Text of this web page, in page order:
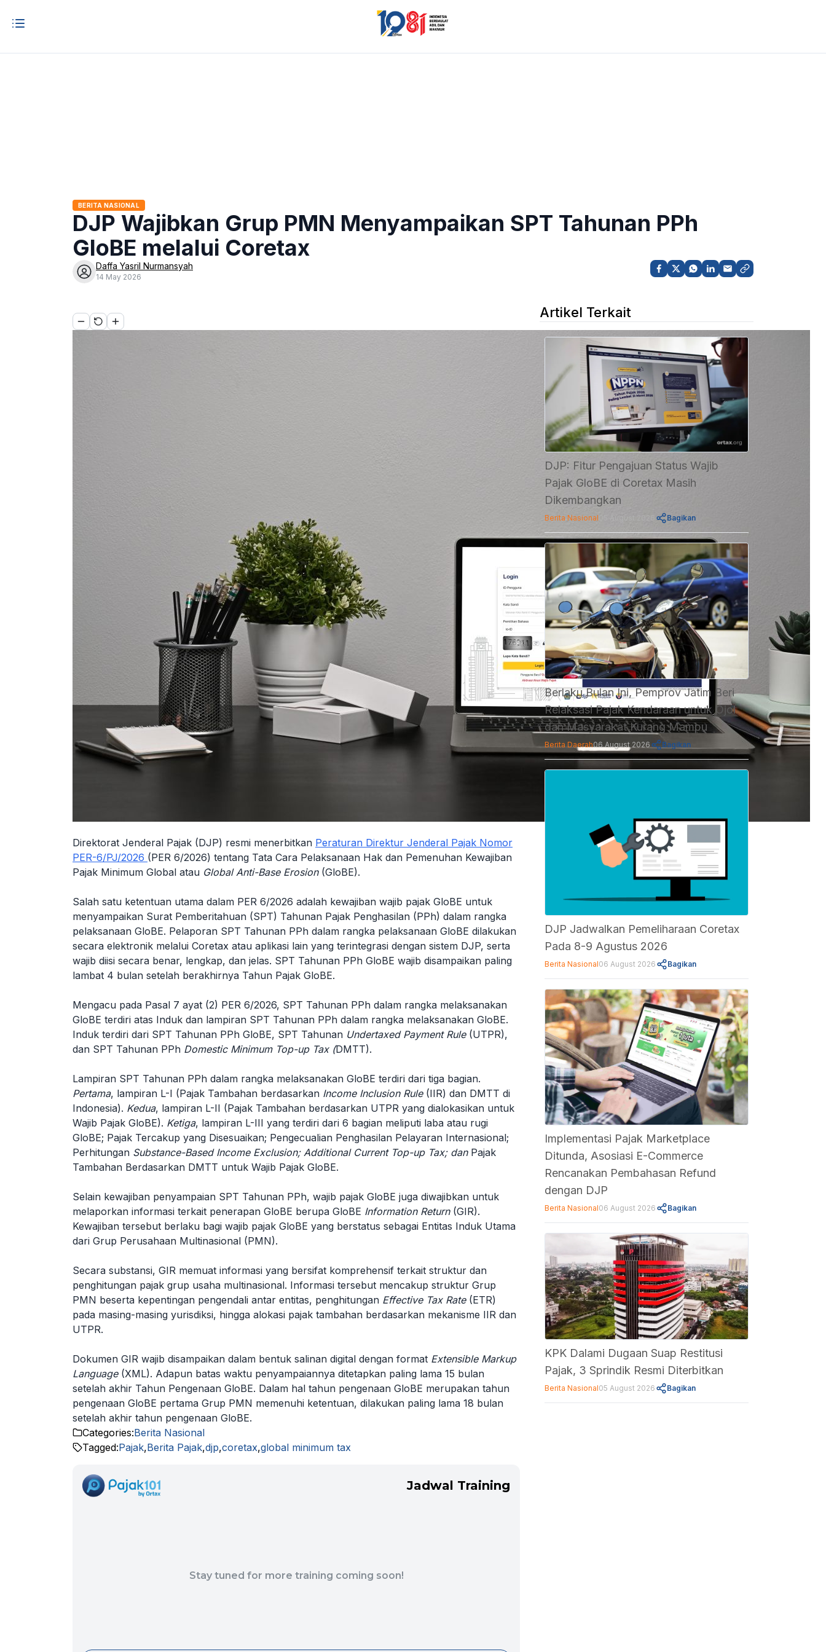
BERITA NASIONAL
DJP Wajibkan Grup PMN Menyampaikan SPT Tahunan PPh
GloBE melalui Coretax
Daffa Yasril Nurmansyah
14 May 2026
Direktorat Jenderal Pajak (DJP) resmi menerbitkan Peraturan Direktur Jenderal Pajak Nomor
PER-6/PJ/2026 (PER 6/2026) tentang Tata Cara Pelaksanaan Hak dan Pemenuhan Kewajiban
Pajak Minimum Global atau Global Anti-Base Erosion(GloBE).
Salah satu ketentuan utama dalam PER 6/2026 adalah kewajiban wajib pajak GloBE untuk
menyampaikan Surat Pemberitahuan (SPT) Tahunan Pajak Penghasilan (PPh) dalam rangka
pelaksanaan GloBE. Pelaporan SPT Tahunan PPh dalam rangka pelaksanaan GloBE dilakukan
secara elektronik melalui Coretax atau aplikasi lain yang terintegrasi dengan sistem DJP, serta
wajib diisi secara benar, lengkap, dan jelas. SPT Tahunan PPh GloBE wajib disampaikan paling
lambat 4 bulan setelah berakhirnya Tahun Pajak GloBE.
Mengacu pada Pasal 7 ayat (2) PER 6/2026, SPT Tahunan PPh dalam rangka melaksanakan
GloBE terdiri atas Induk dan lampiran SPT Tahunan PPh dalam rangka melaksanakan GloBE.
Induk terdiri dari SPT Tahunan PPh GloBE, SPT Tahunan Undertaxed Payment Rule(UTPR),
dan SPT Tahunan PPh Domestic Minimum Top-up Tax (DMTT).
Lampiran SPT Tahunan PPh dalam rangka melaksanakan GloBE terdiri dari tiga bagian.
Pertama, lampiran L-I (Pajak Tambahan berdasarkan Income Inclusion Rule(IIR) dan DMTT di
Indonesia). Kedua, lampiran L-II (Pajak Tambahan berdasarkan UTPR yang dialokasikan untuk
Wajib Pajak GloBE). Ketiga, lampiran L-III yang terdiri dari 6 bagian meliputi laba atau rugi
GloBE; Pajak Tercakup yang Disesuaikan; Pengecualian Penghasilan Pelayaran Internasional;
Perhitungan Substance-Based Income Exclusion; Additional Current Top-up Tax; dan Pajak
Tambahan Berdasarkan DMTT untuk Wajib Pajak GloBE.
Selain kewajiban penyampaian SPT Tahunan PPh, wajib pajak GloBE juga diwajibkan untuk
melaporkan informasi terkait penerapan GloBE berupa GloBE Information Return(GIR).
Kewajiban tersebut berlaku bagi wajib pajak GloBE yang berstatus sebagai Entitas Induk Utama
dari Grup Perusahaan Multinasional (PMN).
Secara substansi, GIR memuat informasi yang bersifat komprehensif terkait struktur dan
penghitungan pajak grup usaha multinasional. Informasi tersebut mencakup struktur Grup
PMN beserta kepentingan pengendali antar entitas, penghitungan Effective Tax Rate (ETR)
pada masing-masing yurisdiksi, hingga alokasi pajak tambahan berdasarkan mekanisme IIR dan
UTPR.
Dokumen GIR wajib disampaikan dalam bentuk salinan digital dengan format Extensible Markup
Language(XML). Adapun batas waktu penyampaiannya ditetapkan paling lama 15 bulan
setelah akhir Tahun Pengenaan GloBE. Dalam hal tahun pengenaan GloBE merupakan tahun
pengenaan GloBE pertama Grup PMN memenuhi ketentuan, dilakukan paling lama 18 bulan
setelah akhir tahun pengenaan GloBE.
Categories:Berita Nasional
Tagged:Pajak,Berita Pajak,djp,coretax,global minimum tax
Jadwal Training
Stay tuned for more training coming soon!
Artikel Terkait
DJP: Fitur Pengajuan Status Wajib
Pajak GloBE di Coretax Masih
Dikembangkan
Berita Nasional 05 August 2026 Bagikan
Berlaku Bulan Ini, Pemprov Jatim Beri
Relaksasi Pajak Kendaraan untuk Ojol
dan Masyarakat Kurang Mampu
Berita Daerah06 August 2026 Bagikan
DJP Jadwalkan Pemeliharaan Coretax
Pada 8-9 Agustus 2026
Berita Nasional06 August 2026 Bagikan
Implementasi Pajak Marketplace
Ditunda, Asosiasi E-Commerce
Rencanakan Pembahasan Refund
dengan DJP
Berita Nasional06 August 2026 Bagikan
KPK Dalami Dugaan Suap Restitusi
Pajak, 3 Sprindik Resmi Diterbitkan
Berita Nasional05 August 2026 Bagikan